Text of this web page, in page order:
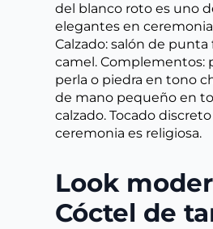
del blanco roto es uno
elegantes en
Calzado: salón de
camel. Complementos:
perla o piedra en tono
de mano pequeño en
calzado. Tocado discreto
ceremonia es religiosa.
Look
Cóctel de